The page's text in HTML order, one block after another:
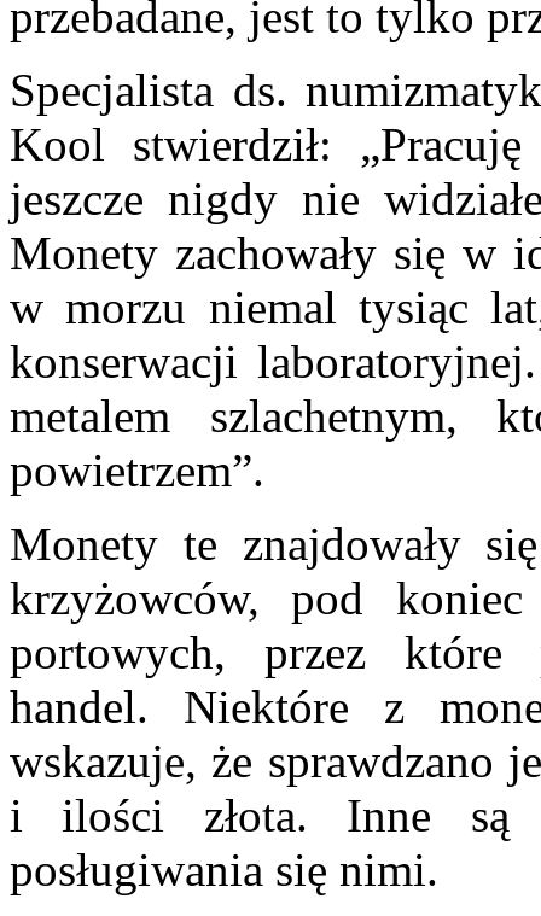
przebadane, jest to tylko
Specjalista ds.
Kool stwierdził:
jeszcze nigdy nie
Monety zachowały się w
w morzu niemal tysiąc
konserwacji
metalem
powietrzem”.
Monety te znajdowały
krzyżowców, pod
portowych, przez które
handel. Niektóre z
wskazuje, że sprawdzano
i ilości złota. Inne
posługiwania się nimi.